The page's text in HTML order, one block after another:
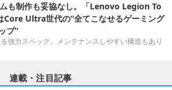
も制作も妥協なし。「Lenovo Legion To
Core Ultra世代の“全てこなせるゲーミング
プ”
強力スペック。メンテナンスしやすい構造もあり
連載・注目記事